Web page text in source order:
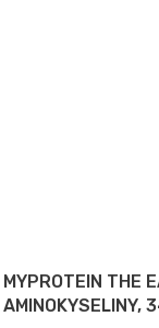
MYPROTEIN THE
AMINOKYSELINY,